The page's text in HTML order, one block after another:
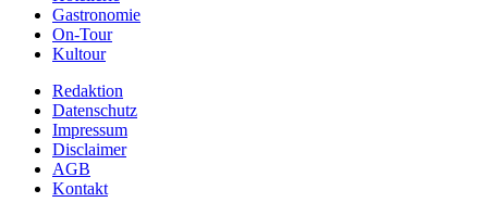
Gastronomie
On-Tour
Kultour
Redaktion
Datenschutz
Impressum
Disclaimer
AGB
Kontakt